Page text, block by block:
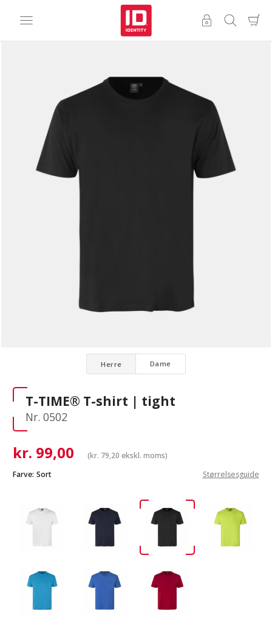
Herre Dame
T-TIME® T-shirt | tight
Nr. 0502
kr. 99,00 (kr. 79,20 ekskl. moms)
Farve: Sort Størrelsesguide